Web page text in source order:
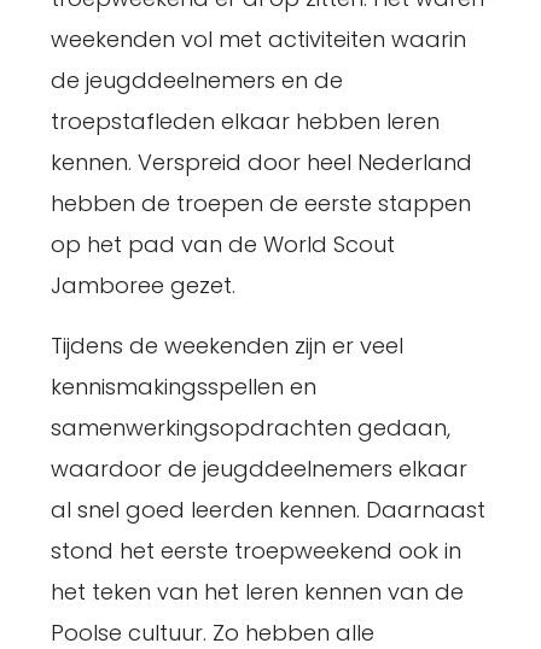
weekenden vol met activiteiten waarin
de jeugddeelnemers en de
troepstafleden elkaar hebben leren
kennen. Verspreid door heel Nederland
hebben de troepen de eerste stappen
op het pad van de World Scout
Jamboree gezet.
Tijdens de weekenden zijn er veel
kennismakingsspellen en
samenwerkingsopdrachten gedaan,
waardoor de jeugddeelnemers elkaar
al snel goed leerden kennen. Daarnaast
stond het eerste troepweekend ook in
het teken van het leren kennen van de
Poolse cultuur. Zo hebben alle